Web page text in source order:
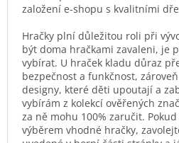
založení e-shopu s kvalitními
Hračky plní důležitou roli při
být doma hračkami zavaleni, je
vybírat. U hraček kladu důraz
bezpečnost a funkčnost,
designy, které děti upoutají a
vybírám z kolekcí ověřených
za ně mohu 100% zaručit.
výběrem vhodné hračky,